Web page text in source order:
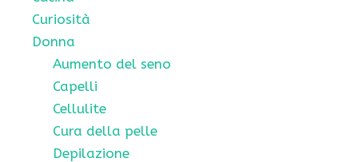
Curiosità
Donna
Aumento del seno
Capelli
Cellulite
Cura della pelle
Depilazione